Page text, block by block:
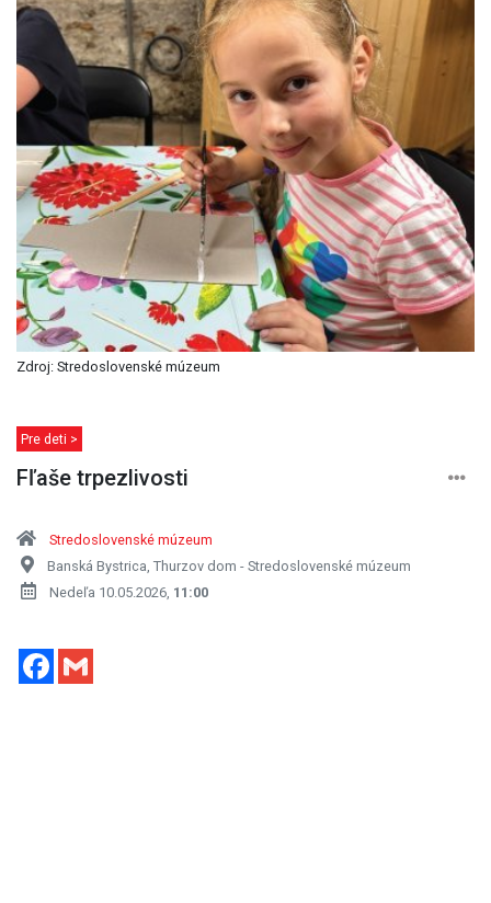
Zdroj: Stredoslovenské múzeum
Pre deti >
Fľaše trpezlivosti
Stredoslovenské múzeum
Banská Bystrica, Thurzov dom - Stredoslovenské múzeum
Nedeľa 10.05.2026, 11:00
Facebook